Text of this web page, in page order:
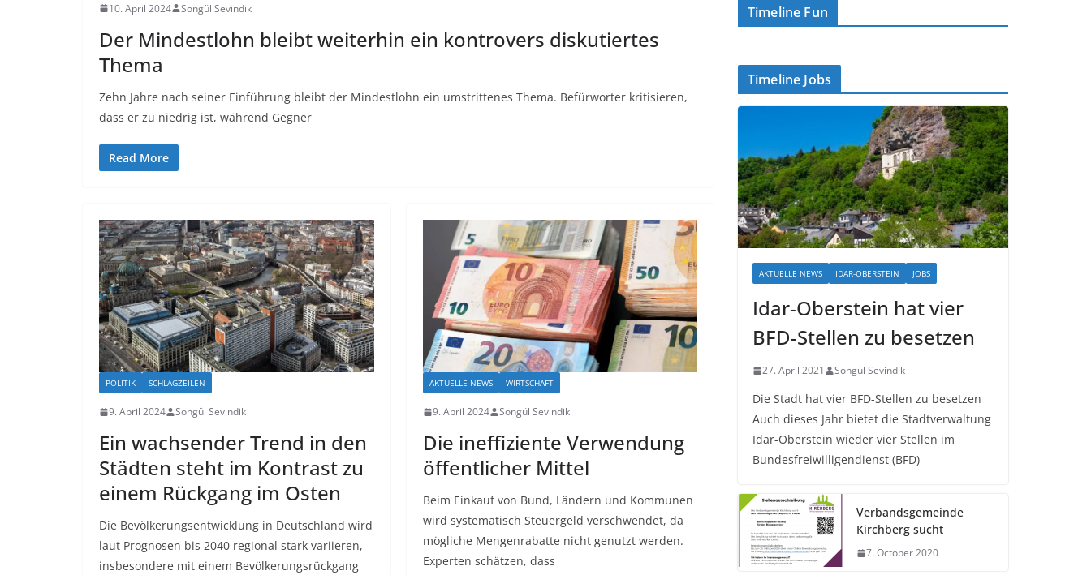
10. April 2024 Songül Sevindik
Der Mindestlohn bleibt weiterhin ein kontrovers diskutiertes
Thema
Zehn Jahre nach seiner Einführung bleibt der Mindestlohn ein umstrittenes Thema. Befürworter kritisieren,
dass er zu niedrig ist, während Gegner
Read More
POLITIK SCHLAGZEILEN
9. April 2024 Songül Sevindik
Ein wachsender Trend in den
Städten steht im Kontrast zu
einem Rückgang im Osten
Die Bevölkerungsentwicklung in Deutschland wird
laut Prognosen bis 2040 regional stark variieren,
insbesondere mit einem Bevölkerungsrückgang
AKTUELLE NEWS WIRTSCHAFT
9. April 2024 Songül Sevindik
Die ineffiziente Verwendung
öffentlicher Mittel
Beim Einkauf von Bund, Ländern und Kommunen
wird systematisch Steuergeld verschwendet, da
mögliche Mengenrabatte nicht genutzt werden.
Experten schätzen, dass
Timeline Fun
Timeline Jobs
AKTUELLE NEWS IDAR-OBERSTEIN JOBS
Idar-Oberstein hat vier
BFD-Stellen zu besetzen
27. April 2021 Songül Sevindik
Die Stadt hat vier BFD-Stellen zu besetzen
Auch dieses Jahr bietet die Stadtverwaltung
Idar-Oberstein wieder vier Stellen im
Bundesfreiwilligendienst (BFD)
Verbandsgemeinde
Kirchberg sucht
7. October 2020